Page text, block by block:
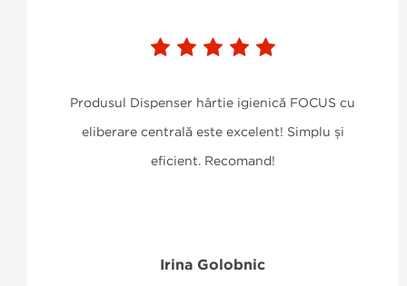
Irina Golobnic
Produsul Dispenser hârtie igienică FOCUS cu
eliberare centrală este excelent! Simplu și
eficient. Recomand!